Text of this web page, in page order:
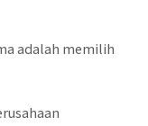
adalah memilih